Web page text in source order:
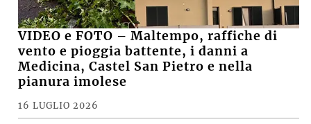
VIDEO e FOTO – Maltempo, raffiche di
vento e pioggia battente, i danni a
Medicina, Castel San Pietro e nella
pianura imolese
16 LUGLIO 2026